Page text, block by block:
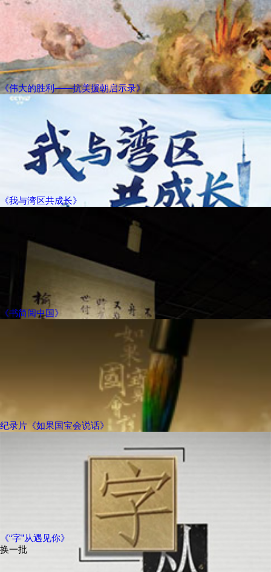
《伟大的胜利——抗美援朝启示录》
《我与湾区共成长》
《书简阅中国》
纪录片《如果国宝会说话》
《“字”从遇见你》
换一批